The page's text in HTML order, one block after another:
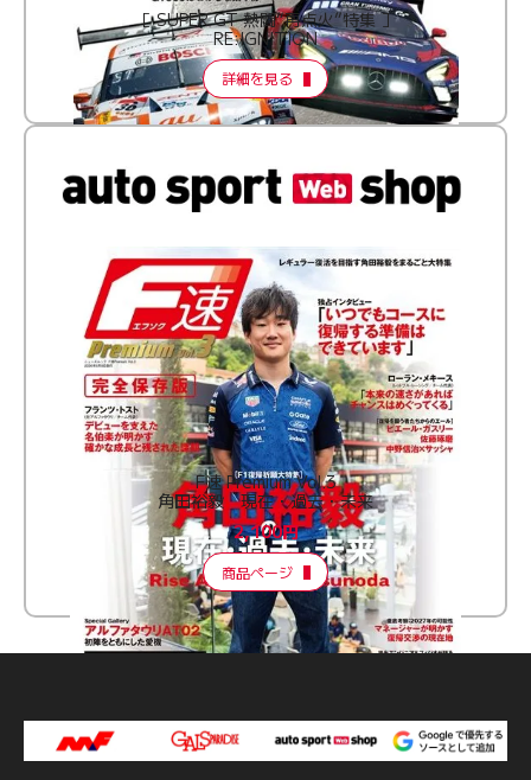
［ SUPER GT 熱闘“再点火”特集 ］
RE:IGNITION
詳細を見る
F速 Premium Vol.3
角田裕毅 現在・過去・未来
2,100円
商品ページ